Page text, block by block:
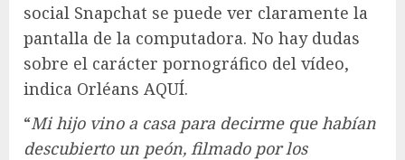
social Snapchat se puede ver claramente la
pantalla de la computadora. No hay dudas
sobre el carácter pornográfico del vídeo,
indica Orléans AQUÍ.
“Mi hijo vino a casa para decirme que habían
descubierto un peón, filmado por los